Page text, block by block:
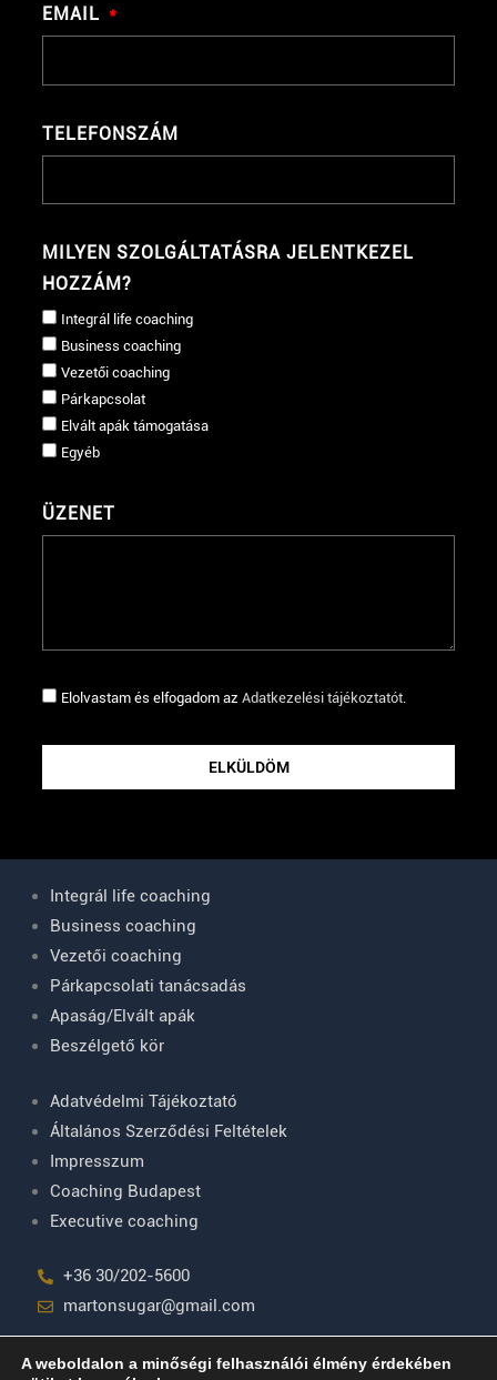
EMAIL
TELEFONSZÁM
MILYEN SZOLGÁLTATÁSRA JELENTKEZEL
HOZZÁM?
Integrál life coaching
Business coaching
Vezetői coaching
Párkapcsolat
Elvált apák támogatása
Egyéb
ÜZENET
Elolvastam és elfogadom az Adatkezelési tájékoztatót.
ELKÜLDÖM
Integrál life coaching
Business coaching
Vezetői coaching
Párkapcsolati tanácsadás
Apaság/Elvált apák
Beszélgető kör
Adatvédelmi Tájékoztató
Általános Szerződési Feltételek
Impresszum
Coaching Budapest
Executive coaching
+36 30/202-5600
martonsugar@gmail.com
F
Y
L
A weboldalon a minőségi felhasználói élmény érdekében